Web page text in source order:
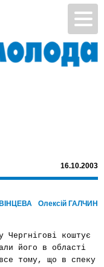
16.10.2003
Олексій ГАЛЧИН
коштує
його в області
тому, що в спеку